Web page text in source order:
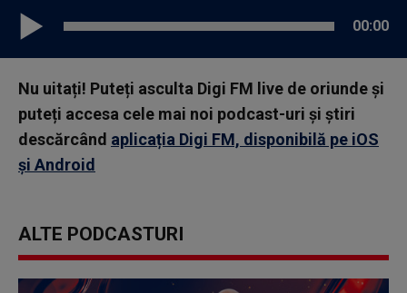
00:00
Nu uitați! Puteți asculta Digi FM live de oriunde și
puteți accesa cele mai noi podcast-uri și știri
descărcând aplicația Digi FM, disponibilă pe iOS
și Android
ALTE PODCASTURI